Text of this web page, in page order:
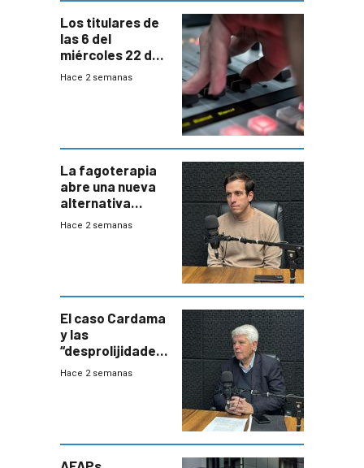
Los titulares de
las 6 del
miércoles 22 de
julio de 2026
Hace 2 semanas
La fagoterapia
abre una nueva
alternativa
contra bacterias
innovadora
Hace 2 semanas
El caso Cardama
y las
“desprolijidades”
que la
Hace 2 semanas